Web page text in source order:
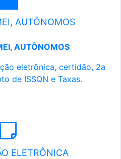
AUTÔNOMOS
AUTÔNOMOS
eletrônica, certidão, 2a
de ISSQN e Taxas.
ELETRÔNICA